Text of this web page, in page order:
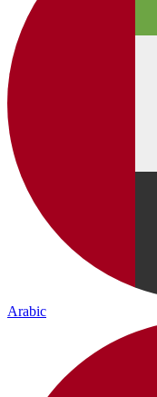
Arabic